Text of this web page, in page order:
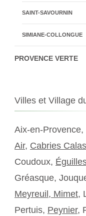
SAINT-SAVOURNIN
SIMIANE-COLLONGUE
PROVENCE VERTE
Villes et Village
Aix-en-
Air, Cabries Calas
Coudoux,
Gréasque,
Meyreuil, Mimet,
Pertuis, Peynier,